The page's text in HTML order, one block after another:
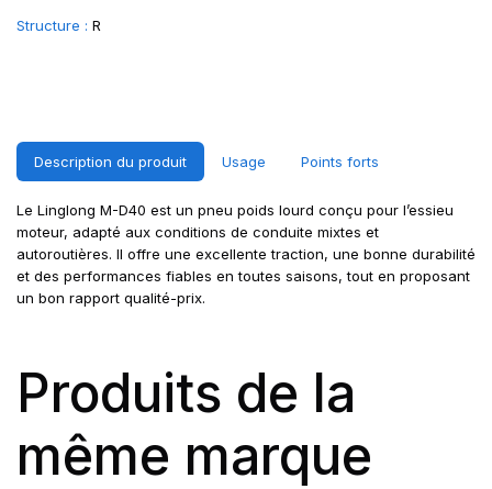
Structure : R
Description du produit Usage Points forts
Le Linglong M-D40 est un pneu poids lourd conçu pour l’essieu
moteur, adapté aux conditions de conduite mixtes et
autoroutières. Il offre une excellente traction, une bonne durabilité
et des performances fiables en toutes saisons, tout en proposant
un bon rapport qualité-prix.
Produits de la
même marque